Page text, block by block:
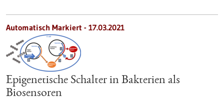
Automatisch Markiert - 17.03.2021
Epigenetische Schalter in Bakterien als
Biosensoren